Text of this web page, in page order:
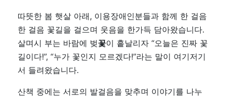
따뜻한 봄 햇살 아래, 이용장애인분들과 함께 한 걸음
한 걸음 꽃길을 걸으며 웃음을 한가득 담아왔습니다.
살며시 부는 바람에 벚꽃이 흩날리자 “오늘은 진짜 꽃
길이다!”, “누가 꽃인지 모르겠다!”라는 말이 여기저기
서 들려왔습니다.
산책 중에는 서로의 발걸음을 맞추며 이야기를 나누